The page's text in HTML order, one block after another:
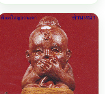
ต้องตามตำราได้ภายในคืน
เดียวกัน ...